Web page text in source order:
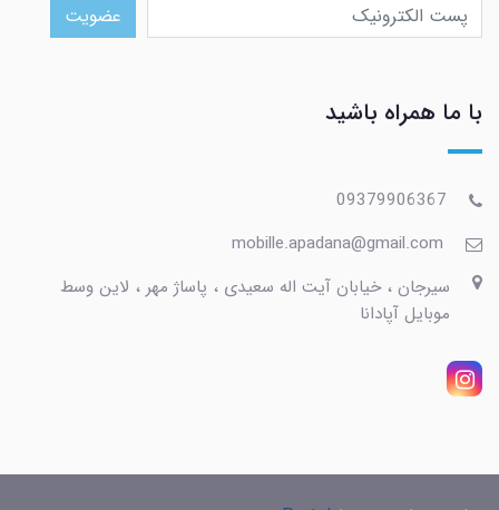
عضویت
با ما همراه باشید
09379906367
mobille.apadana@gmail.com
سیرجان ، خیابان آیت اله سعیدی ، پاساژ مهر ، لاین وسط
موبایل آپادانا